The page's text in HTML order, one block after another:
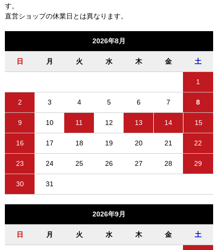
す。
直営ショップの休業日とは異なります。
2026年8月
日 月 火 水 木 金 土
1
2 3 4 5 6 7 8
9 10 11 12 13 14 15
16 17 18 19 20 21 22
23 24 25 26 27 28 29
30 31
2026年9月
日 月 火 水 木 金 土